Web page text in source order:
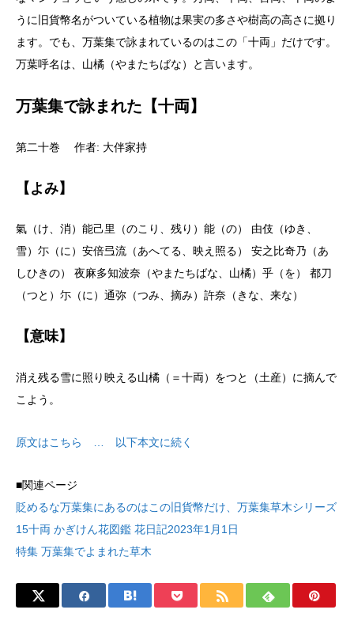
うに旧貨幣名がついている植物は果実の多さや樹高の高さに拠り
ます。でも、万葉集で詠まれているのはこの「十両」だけです。
万葉呼名は、山橘（やまたちばな）と言います。
万葉集で詠まれた【十両】
第二十巻 作者: 大伴家持
【よみ】
氣（け、消）能己里（のこり、残り）能（の） 由伎（ゆき、
雪）尓（に）安倍弖流（あへてる、映え照る） 安之比奇乃（あ
しひきの） 夜麻多知波奈（やまたちばな、山橘）乎（を） 都刀
（つと）尓（に）通弥（つみ、摘み）許奈（きな、来な）
【意味】
消え残る雪に照り映える山橘（＝十両）をつと（土産）に摘んで
こよう。
原文はこちら … 以下本文に続く
■関連ページ
貶めるな万葉集にあるのはこの旧貨幣だけ、万葉集草木シリーズ
15十両 かぎけん花図鑑 花日記2023年1月1日
特集 万葉集でよまれた草木